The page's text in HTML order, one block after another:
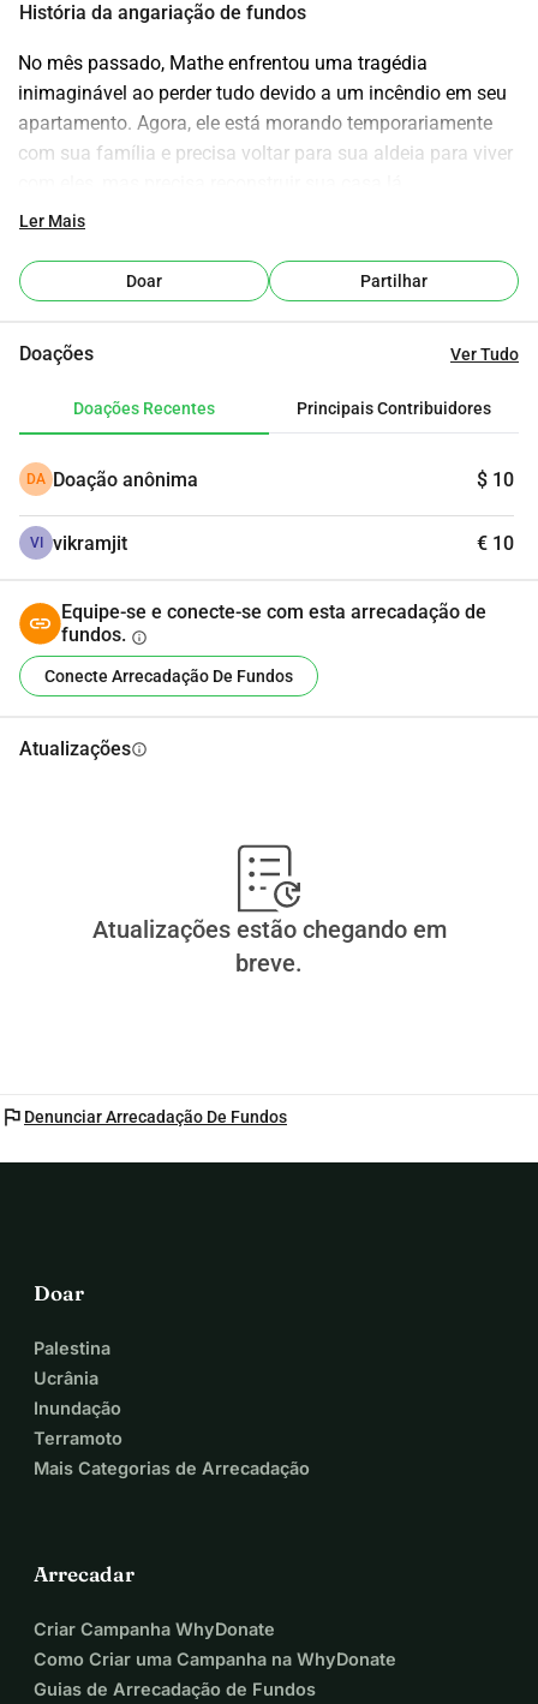
História da angariação de fundos
No mês passado, Mathe enfrentou uma tragédia
inimaginável ao perder tudo devido a um incêndio em seu
apartamento. Agora, ele está morando temporariamente
com sua família e precisa voltar para sua aldeia para viver
entrando em contato para pedir a sua ajuda. Suas doações
serão direcionadas diretamente para ajudá-lo a se reerguer.
Sabemos que nenhuma quantia é pequena demais, e cada
considere compartilhar esta página com outras pessoas
Muito obrigado pela sua bondade e apoio durante este
momento incrivelmente difícil.
Ler Mais
Doar Partilhar
Doações Ver Tudo
Doações Recentes Principais Contribuidores
DA Doação anônima $ 10
VI vikramjit € 10
Equipe-se e conecte-se com esta arrecadação de
fundos. info
Conecte Arrecadação De Fundos
Atualizaçõesinfo
Atualizações estão chegando em
breve.
flag Denunciar Arrecadação De Fundos
Doar
Palestina
Ucrânia
Inundação
Terramoto
Mais Categorias de Arrecadação
Arrecadar
Criar Campanha WhyDonate
Como Criar uma Campanha na WhyDonate
Guias de Arrecadação de Fundos